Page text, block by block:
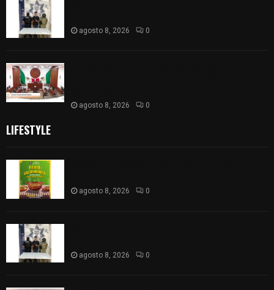
agosto 8, 2026 0
agosto 8, 2026 0
LIFESTYLE
agosto 8, 2026 0
agosto 8, 2026 0